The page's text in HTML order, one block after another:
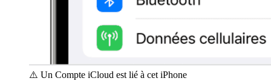
⚠️ Un Compte iCloud est lié à cet iPhone